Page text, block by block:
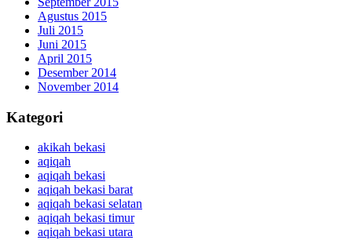
Agustus 2015
Juli 2015
Juni 2015
April 2015
Desember 2014
November 2014
Kategori
akikah bekasi
aqiqah
aqiqah bekasi
aqiqah bekasi barat
aqiqah bekasi selatan
aqiqah bekasi timur
aqiqah bekasi utara